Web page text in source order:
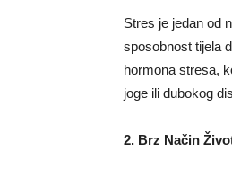
Stres je jedan od
sposobnost tijela
hormona stresa,
joge ili dubokog
2. Brz Način